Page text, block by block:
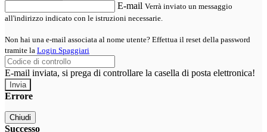
E-mail Verrà inviato un messaggio
all'indirizzo indicato con le istruzioni necessarie.
Non hai una e-mail associata al nome utente? Effettua il reset della password
tramite la Login Spaggiari
E-mail inviata, si prega di controllare la casella di posta elettronica!
Errore
Chiudi
Successo